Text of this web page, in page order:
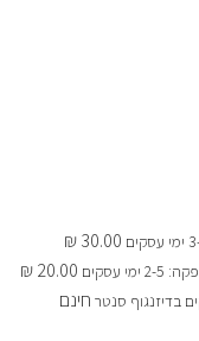
30.00 ₪
עסקים
20.00 ₪
חינם